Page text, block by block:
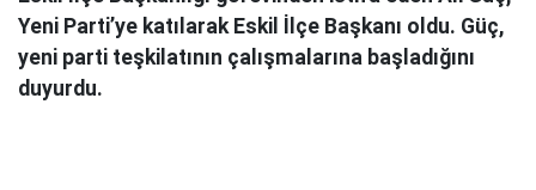
Yeni Parti’ye katılarak Eskil İlçe Başkanı oldu. Güç,
yeni parti teşkilatının çalışmalarına başladığını
duyurdu.